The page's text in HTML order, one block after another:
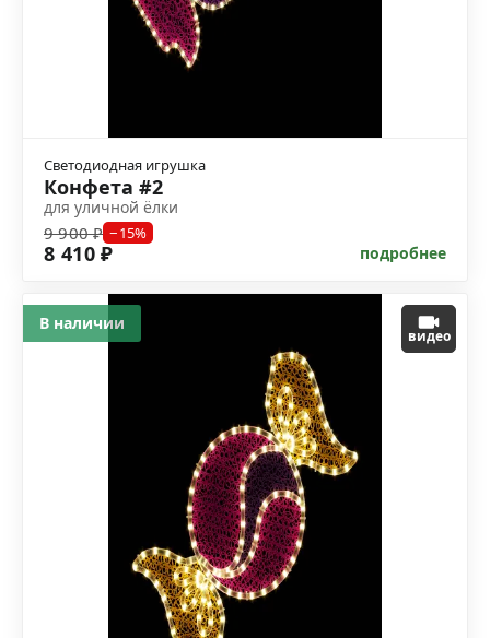
Светодиодная игрушка
Конфета #2
для уличной ёлки
9 900 ₽ −15%
8 410 ₽ подробнее
видео
В наличии